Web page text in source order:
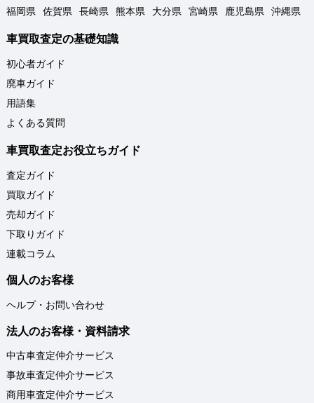
福岡県
佐賀県 長崎県 熊本県 大分県 宮崎県 鹿児島県 沖縄県
車買取査定の基礎知識
初心者ガイド
廃車ガイド
用語集
よくある質問
車買取査定お役立ちガイド
査定ガイド
買取ガイド
売却ガイド
下取りガイド
連載コラム
個人のお客様
ヘルプ・お問い合わせ
法人のお客様・資料請求
中古車査定仲介サービス
事故車査定仲介サービス
商用車査定仲介サービス